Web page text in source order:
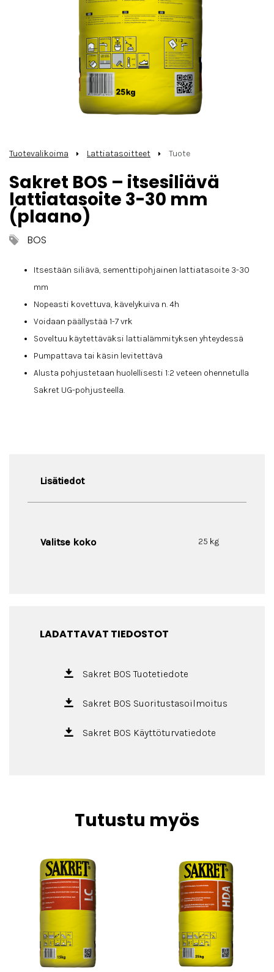
Tuotevalikoima Lattiatasoitteet Tuote
Sakret BOS – itsesiliävä
lattiatasoite 3-30 mm
(plaano)
BOS
Itsestään siliävä, sementtipohjainen lattiatasoite 3-30
mm
Nopeasti kovettuva, kävelykuiva n. 4h
Voidaan päällystää 1-7 vrk
Soveltuu käytettäväksi lattialämmityksen yhteydessä
Pumpattava tai käsin levitettävä
Alusta pohjustetaan huolellisesti 1:2 veteen ohennetulla
Sakret UG-pohjusteella.
Lisätiedot
Valitse koko 25 kg
LADATTAVAT TIEDOSTOT
Sakret BOS Tuotetiedote
Sakret BOS Suoritustasoilmoitus
Sakret BOS Käyttöturvatiedote
Tutustu myös